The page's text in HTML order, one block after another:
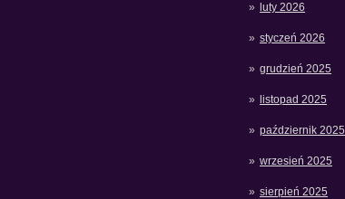
luty 2026
styczeń 2026
grudzień 2025
listopad 2025
październik 2025
wrzesień 2025
sierpień 2025